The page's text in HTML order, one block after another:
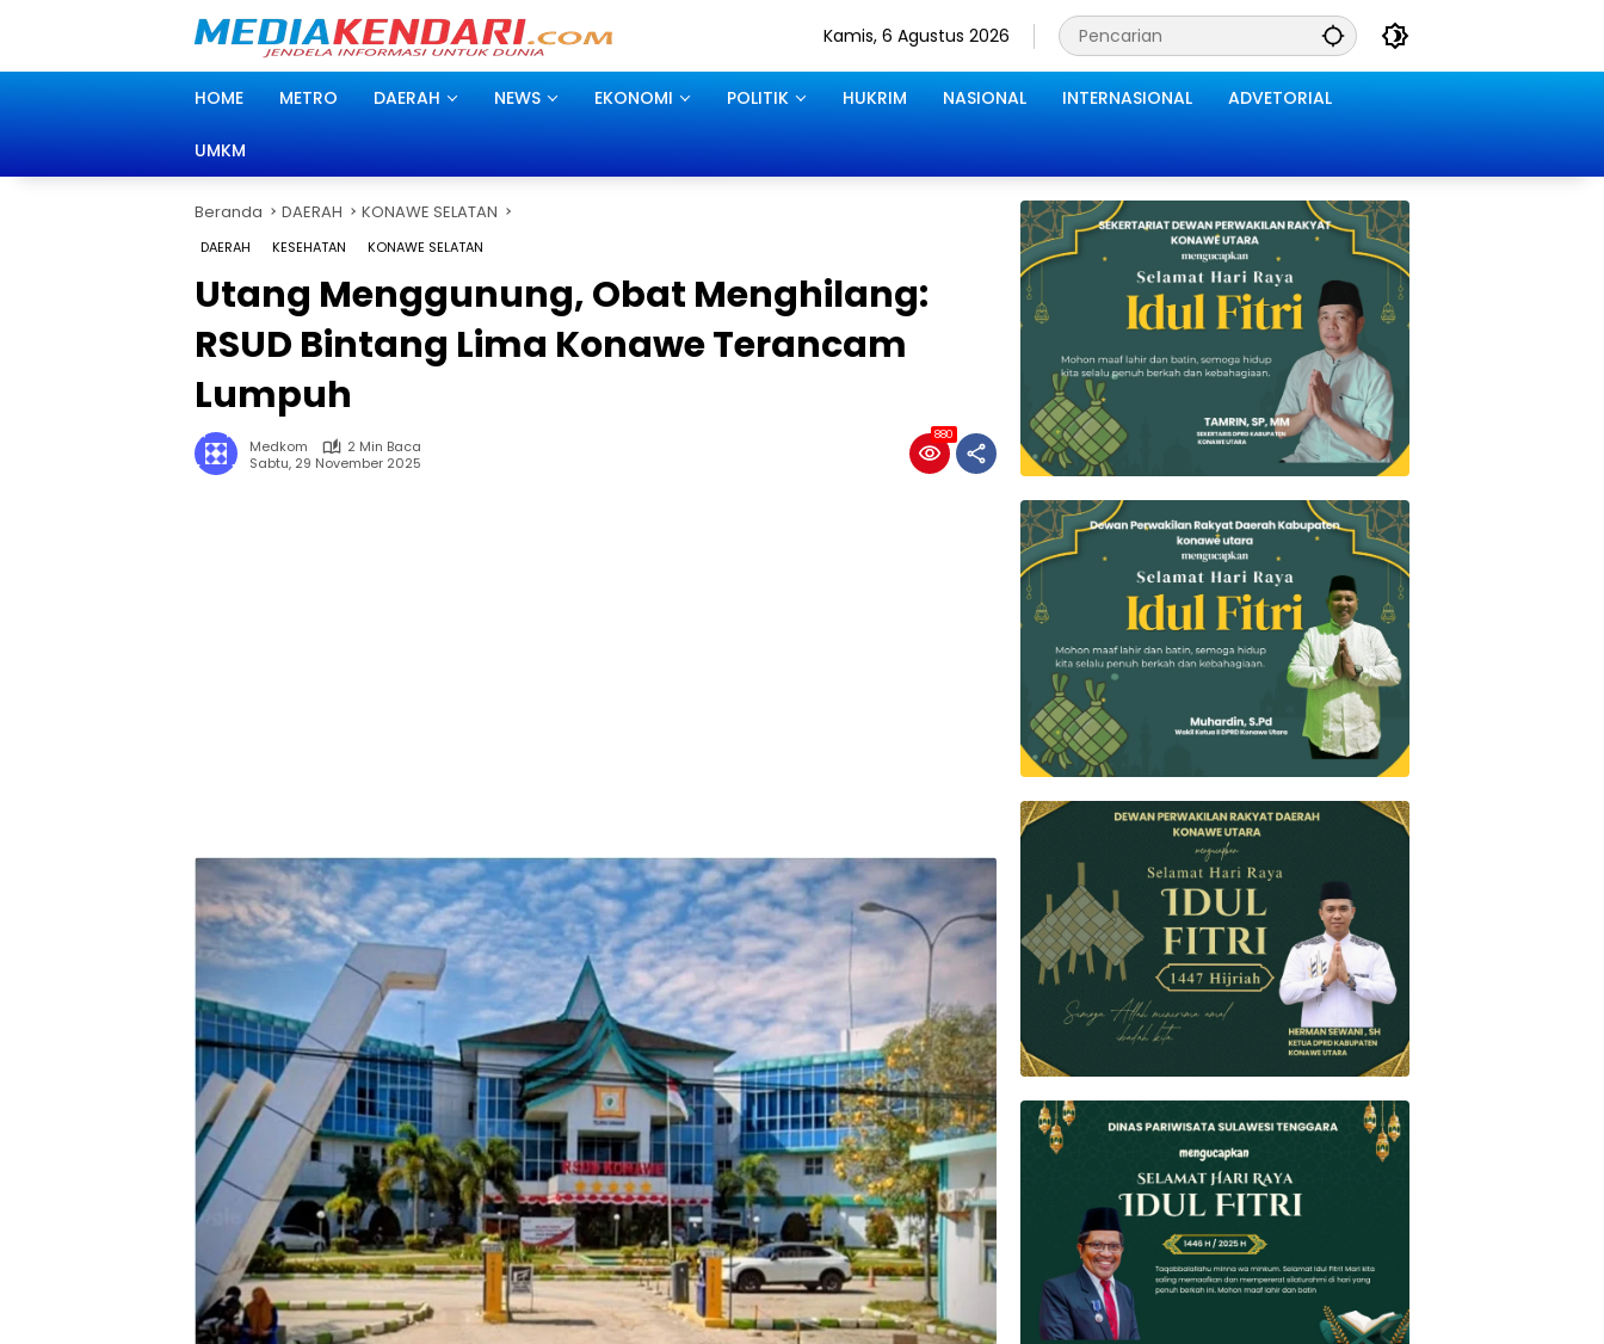
Kamis, 6 Agustus 2026
HOME METRO DAERAH NEWS EKONOMI POLITIK HUKRIM NASIONAL INTERNASIONAL ADVETORIAL
UMKM
Beranda DAERAH KONAWE SELATAN
DAERAH KESEHATAN KONAWE SELATAN
Utang Menggunung, Obat Menghilang:
RSUD Bintang Lima Konawe Terancam
Lumpuh
Medkom
2 Min Baca
Sabtu, 29 November 2025
880